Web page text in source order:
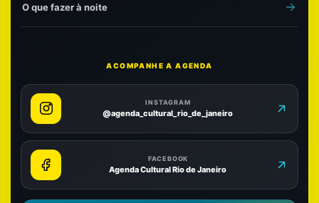
O que fazer à noite
ACOMPANHE A AGENDA
INSTAGRAM
@agenda_cultural_rio_de_janeiro
FACEBOOK
Agenda Cultural Rio de Janeiro